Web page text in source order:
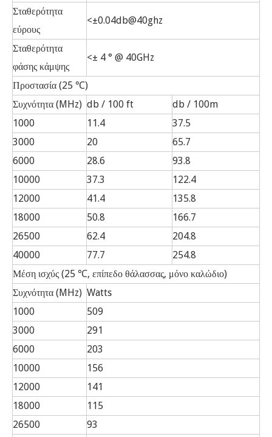
Σταθερότητα
εύρους
<±0.04db@40ghz
Σταθερότητα
φάσης κάμψης
<± 4 ° @ 40GHz
Προστασία (25 ℃)
Συχνότητα (MHz) db / 100 ft
db / 100m
1000
11.4
37.5
3000
20
65.7
6000
28.6
93.8
10000
37.3
122.4
12000
41.4
135.8
18000
50.8
166.7
26500
62.4
204.8
40000
77.7
254.8
Μέση ισχύς (25 ℃, επίπεδο θάλασσας, μόνο καλώδιο)
Συχνότητα (MHz) Watts
1000
509
3000
291
6000
203
10000
156
12000
141
18000
115
26500
93